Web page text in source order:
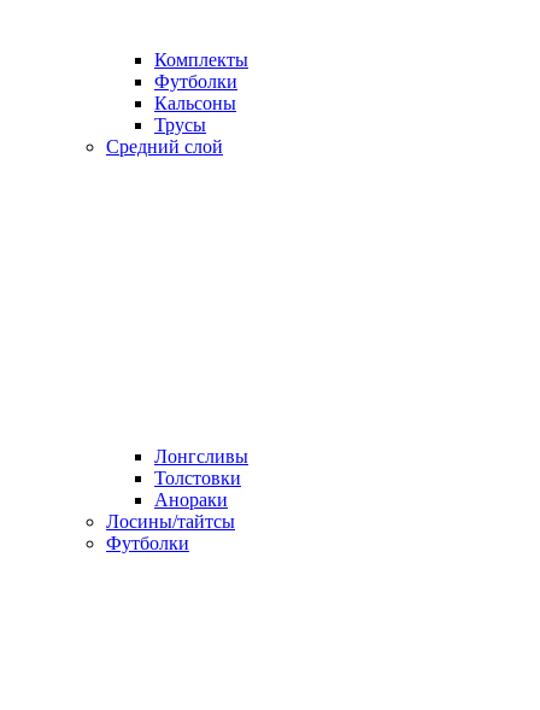
Комплекты
Футболки
Кальсоны
Трусы
Средний слой
Лонгсливы
Толстовки
Анораки
Лосины/тайтсы
Футболки